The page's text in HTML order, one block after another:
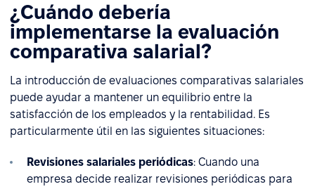
¿Cuándo debería
implementarse la evaluación
comparativa salarial?
La introducción de evaluaciones comparativas salariales
puede ayudar a mantener un equilibrio entre la
satisfacción de los empleados y la rentabilidad. Es
particularmente útil en las siguientes situaciones:
Revisiones salariales periódicas: Cuando una
empresa decide realizar revisiones periódicas para